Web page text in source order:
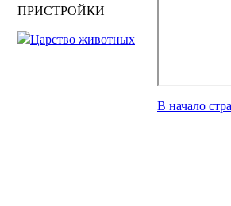
ПРИСТРОЙКИ
Царство животных
В начало